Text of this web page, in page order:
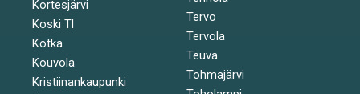
Kortesjärvi
Koski Tl
Kotka
Kouvola
Kristiinankaupunki
Tervo
Tervola
Teuva
Tohmajärvi